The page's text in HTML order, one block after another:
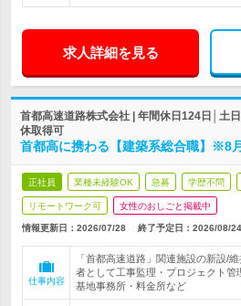
求人詳細を見る
首都高速道路株式会社 | 年間休日124日│土
休取得可
首都高に携わる【建築系総合職】※8
正社員 業種未経験OK 急募 学歴不問
リモートワーク可 女性のおしごと掲載中
情報更新日：2026/07/28 終了予定日： 2026/08/24
仕事内容
「首都高速道路」関連施設の新設/
者として工事監理・プロジェクト管
基地事務所・料金所など